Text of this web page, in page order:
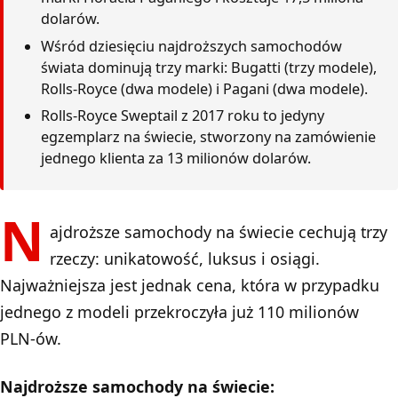
dolarów.
Wśród dziesięciu najdroższych samochodów
świata dominują trzy marki: Bugatti (trzy modele),
Rolls-Royce (dwa modele) i Pagani (dwa modele).
Rolls-Royce Sweptail z 2017 roku to jedyny
egzemplarz na świecie, stworzony na zamówienie
jednego klienta za 13 milionów dolarów.
N ajdroższe samochody na świecie cechują trzy
rzeczy: unikatowość, luksus i osiągi.
Najważniejsza jest jednak cena, która w przypadku
jednego z modeli przekroczyła już 110 milionów
PLN-ów.
Najdroższe samochody na świecie: